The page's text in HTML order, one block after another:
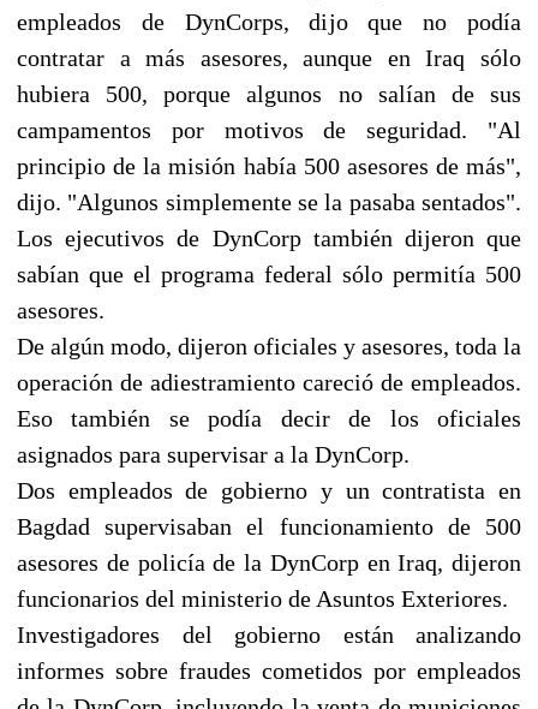
empleados de DynCorps, dijo que no podía
contratar a más asesores, aunque en Iraq sólo
hubiera 500, porque algunos no salían de sus
campamentos por motivos de seguridad. "Al
principio de la misión había 500 asesores de más",
dijo. "Algunos simplemente se la pasaba sentados".
Los ejecutivos de DynCorp también dijeron que
sabían que el programa federal sólo permitía 500
asesores.
De algún modo, dijeron oficiales y asesores, toda la
operación de adiestramiento careció de empleados.
Eso también se podía decir de los oficiales
asignados para supervisar a la DynCorp.
Dos empleados de gobierno y un contratista en
Bagdad supervisaban el funcionamiento de 500
asesores de policía de la DynCorp en Iraq, dijeron
funcionarios del ministerio de Asuntos Exteriores.
Investigadores del gobierno están analizando
informes sobre fraudes cometidos por empleados